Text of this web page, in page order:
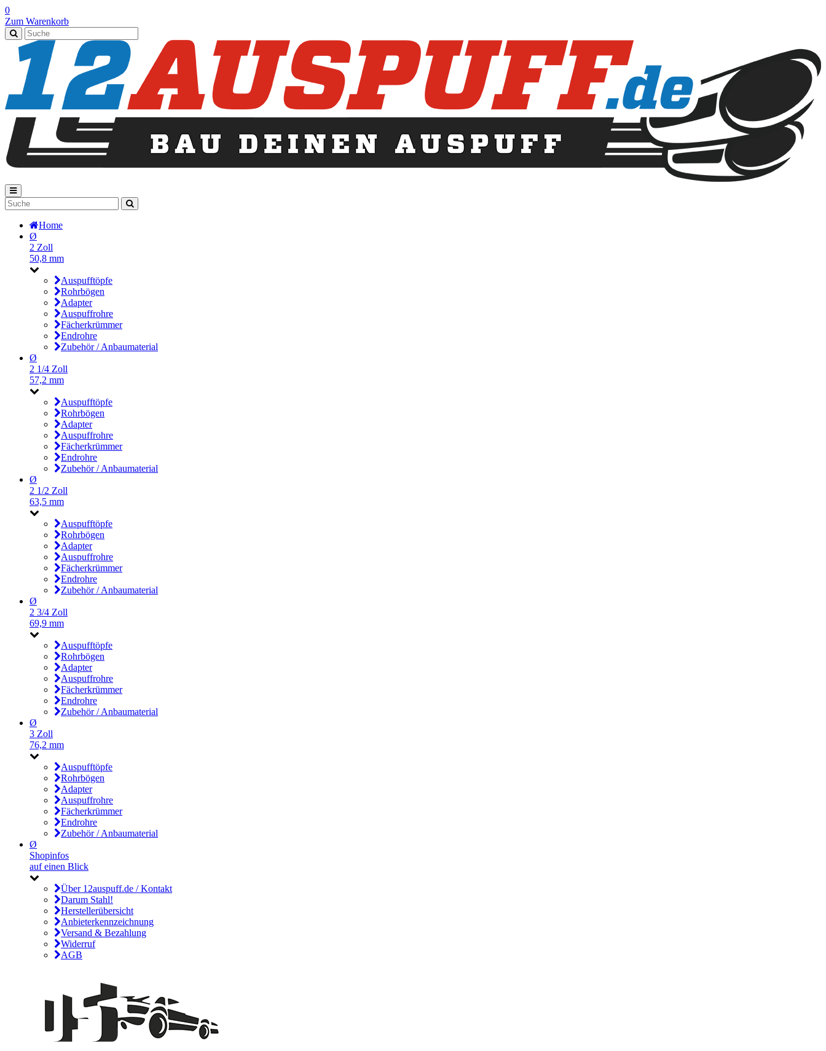
0
Zum Warenkorb
Home
Ø
2 Zoll
50,8 mm
Auspufftöpfe
Rohrbögen
Adapter
Auspuffrohre
Fächerkrümmer
Endrohre
Zubehör / Anbaumaterial
Ø
2 1/4 Zoll
57,2 mm
Auspufftöpfe
Rohrbögen
Adapter
Auspuffrohre
Fächerkrümmer
Endrohre
Zubehör / Anbaumaterial
Ø
2 1/2 Zoll
63,5 mm
Auspufftöpfe
Rohrbögen
Adapter
Auspuffrohre
Fächerkrümmer
Endrohre
Zubehör / Anbaumaterial
Ø
2 3/4 Zoll
69,9 mm
Auspufftöpfe
Rohrbögen
Adapter
Auspuffrohre
Fächerkrümmer
Endrohre
Zubehör / Anbaumaterial
Ø
3 Zoll
76,2 mm
Auspufftöpfe
Rohrbögen
Adapter
Auspuffrohre
Fächerkrümmer
Endrohre
Zubehör / Anbaumaterial
Ø
Shopinfos
auf einen Blick
Über 12auspuff.de / Kontakt
Darum Stahl!
Herstellerübersicht
Anbieterkennzeichnung
Versand & Bezahlung
Widerruf
AGB